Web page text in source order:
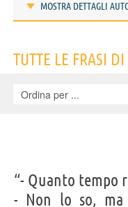
MOSTRA DETTAGLI
IDENTIKIT E DATI
Nome
Kristin A.
Cognome Scott Thomas
TUTTE LE FRASI
“- Quanto tempo
- Non lo so,